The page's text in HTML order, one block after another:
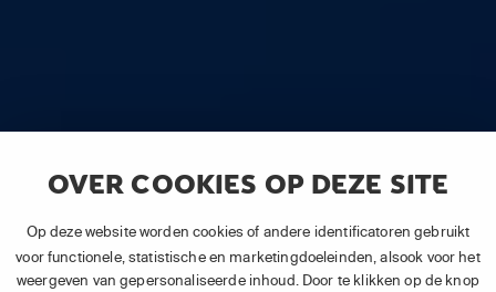
OVER COOKIES OP DEZE SITE
Op deze website worden cookies of andere identificatoren gebruikt
voor functionele, statistische en marketingdoeleinden, alsook voor het
weergeven van gepersonaliseerde inhoud. Door te klikken op de knop